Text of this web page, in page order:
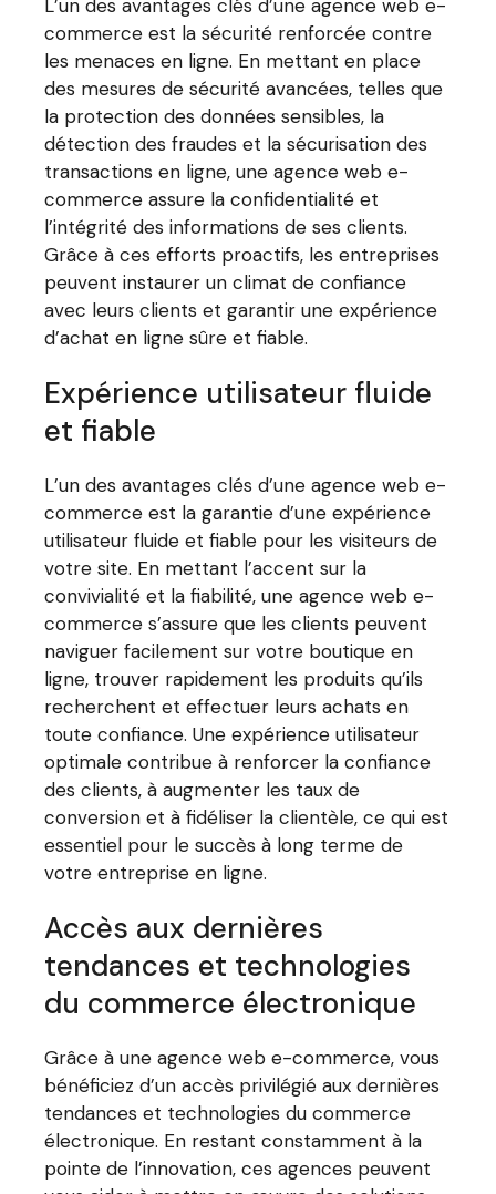
L’un des avantages clés d’une agence web e-
commerce est la sécurité renforcée contre
les menaces en ligne. En mettant en place
des mesures de sécurité avancées, telles que
la protection des données sensibles, la
détection des fraudes et la sécurisation des
transactions en ligne, une agence web e-
commerce assure la confidentialité et
l’intégrité des informations de ses clients.
Grâce à ces efforts proactifs, les entreprises
peuvent instaurer un climat de confiance
avec leurs clients et garantir une expérience
d’achat en ligne sûre et fiable.
Expérience utilisateur fluide
et fiable
L’un des avantages clés d’une agence web e-
commerce est la garantie d’une expérience
utilisateur fluide et fiable pour les visiteurs de
votre site. En mettant l’accent sur la
convivialité et la fiabilité, une agence web e-
commerce s’assure que les clients peuvent
naviguer facilement sur votre boutique en
ligne, trouver rapidement les produits qu’ils
recherchent et effectuer leurs achats en
toute confiance. Une expérience utilisateur
optimale contribue à renforcer la confiance
des clients, à augmenter les taux de
conversion et à fidéliser la clientèle, ce qui est
essentiel pour le succès à long terme de
votre entreprise en ligne.
Accès aux dernières
tendances et technologies
du commerce électronique
Grâce à une agence web e-commerce, vous
bénéficiez d’un accès privilégié aux dernières
tendances et technologies du commerce
électronique. En restant constamment à la
pointe de l’innovation, ces agences peuvent